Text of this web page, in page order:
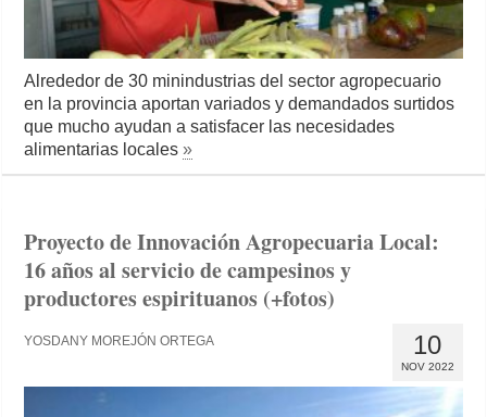
Alrededor de 30 minindustrias del sector agropecuario
en la provincia aportan variados y demandados surtidos
que mucho ayudan a satisfacer las necesidades
alimentarias locales»
Proyecto de Innovación Agropecuaria Local:
16 años al servicio de campesinos y
productores espirituanos (+fotos)
10
NOV 2022
YOSDANY MOREJÓN ORTEGA